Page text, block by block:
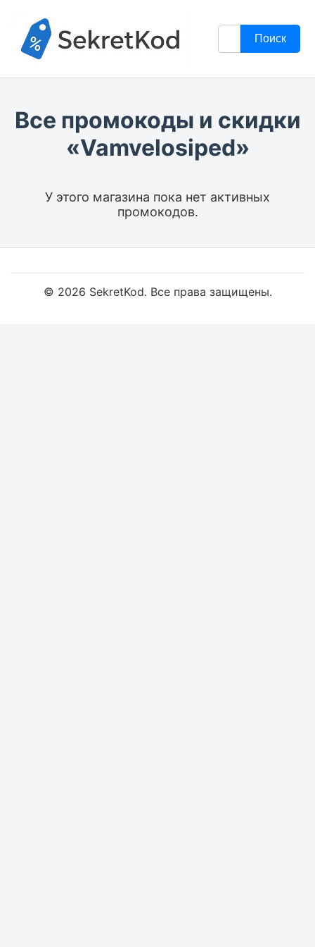
Поиск
Все промокоды и скидки
«Vamvelosiped»
У этого магазина пока нет активных
промокодов.
© 2026 SekretKod. Все права защищены.